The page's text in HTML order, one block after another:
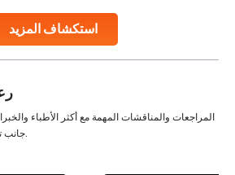
استكشاف المزيد
the
المراجعات والمناقشات المهمة مع أكثر الأطباء
جانب تعليقات المرضى على منصتنا.